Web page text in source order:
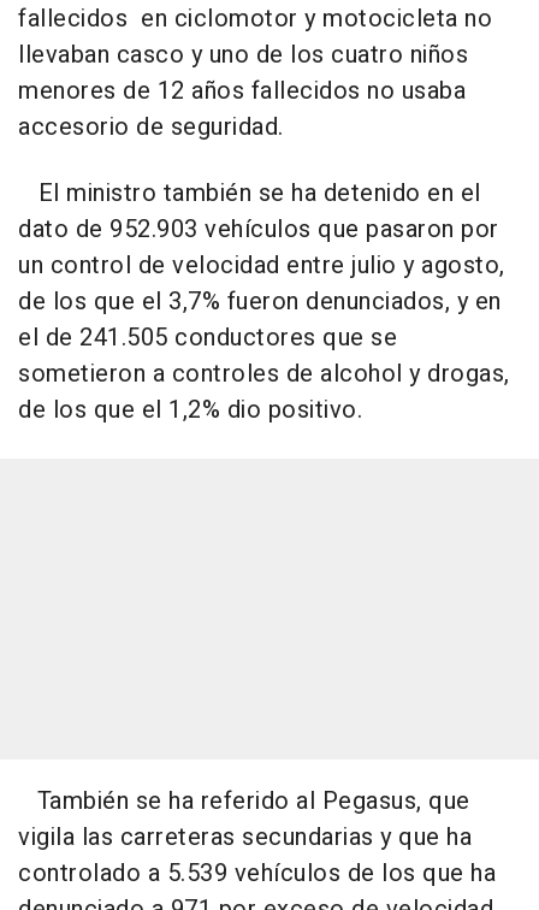
fallecidos en ciclomotor y motocicleta no
llevaban casco y uno de los cuatro niños
menores de 12 años fallecidos no usaba
accesorio de seguridad.
El ministro también se ha detenido en el
dato de 952.903 vehículos que pasaron por
un control de velocidad entre julio y agosto,
de los que el 3,7% fueron denunciados, y en
el de 241.505 conductores que se
sometieron a controles de alcohol y drogas,
de los que el 1,2% dio positivo.
También se ha referido al Pegasus, que
vigila las carreteras secundarias y que ha
controlado a 5.539 vehículos de los que ha